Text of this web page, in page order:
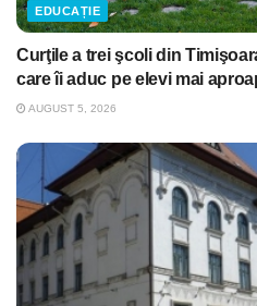
EDUCAȚIE
Curţile a trei şcoli din
care îi aduc pe elevi mai
AUGUST 5, 2026